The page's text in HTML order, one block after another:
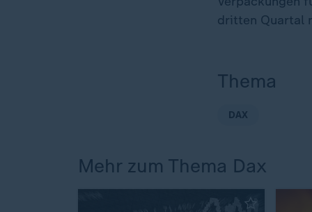
dritten Quartal
Thema
DAX
Mehr zum Thema Dax